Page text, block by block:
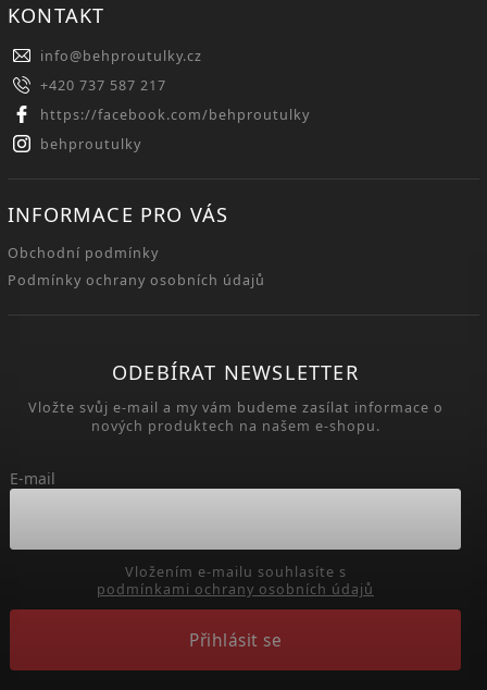
KONTAKT
info@behproutulky.cz
+420 737 587 217
https://facebook.com/behproutulky
behproutulky
INFORMACE PRO VÁS
Obchodní podmínky
Podmínky ochrany osobních údajů
ODEBÍRAT NEWSLETTER
Vložte svůj e-mail a my vám budeme zasílat informace o
nových produktech na našem e-shopu.
E-mail
podmínkami ochrany osobních údajů
Přihlásit se